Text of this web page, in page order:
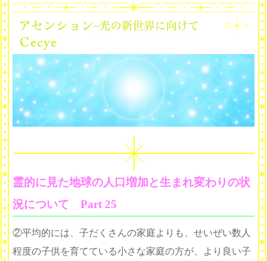
霊的に見た地球の人口増加と生まれ変わりの状
況について Part 25
②平均的には、子だくさんの家庭よりも、せいぜい数人
程度の子供を育てている小さな家庭の方が、より良い子